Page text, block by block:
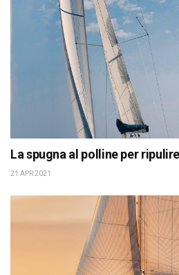
La spugna al polline per
21 APR 2021